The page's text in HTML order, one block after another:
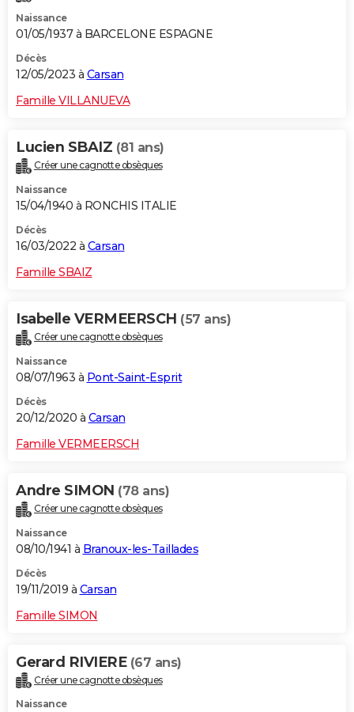
Destinations
City break
Voyage nature
Voyage de noces
Forum
Climat
+PHOTO
GUIDES D'ACHAT
Carte de Noël
Carte Bonne année
Carte Saint-Valentin
Carte Pâques
Carte d'anniversaire
DICTIONNAIRE
Dictionnaire
Biographies
Citations
Expressions
Proverbes
PROGRAMME TV
S'inscrire
Se connecter
Lycées
Collèges
Primaires
Universités
Entreprises
Service militaire
Avis de recherche
AVIS DE DÉCÈS
FORUM
Bricolage
Lifestyle
Culture
Television
Voyage
Cinema
Naissance
01/05/1937 à BARCELONE ESPAGNE
Décès
12/05/2023 à Carsan
Famille VILLANUEVA
Lucien SBAIZ (81 ans)
Créer une cagnotte obsèques
Naissance
15/04/1940 à RONCHIS ITALIE
Décès
16/03/2022 à Carsan
Famille SBAIZ
Isabelle VERMEERSCH (57 ans)
Créer une cagnotte obsèques
Naissance
08/07/1963 à Pont-Saint-Esprit
Décès
20/12/2020 à Carsan
Famille VERMEERSCH
Andre SIMON (78 ans)
Créer une cagnotte obsèques
Naissance
08/10/1941 à Branoux-les-Taillades
Décès
19/11/2019 à Carsan
Famille SIMON
Gerard RIVIERE (67 ans)
Créer une cagnotte obsèques
Naissance